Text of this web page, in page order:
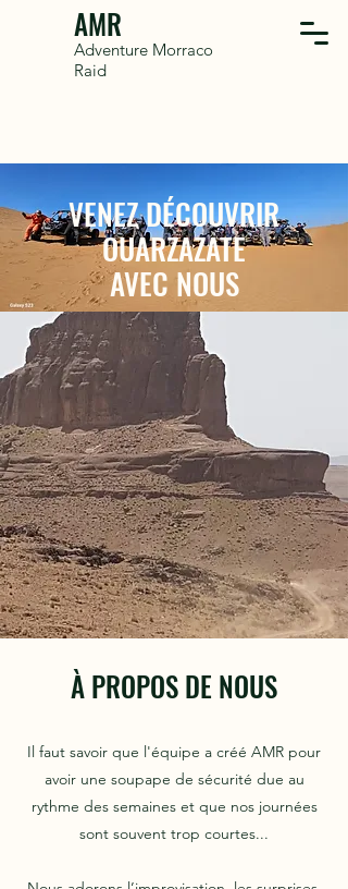
AMR
Adventure Morraco
Raid
VENEZ DÉCOUVRIR
OUARZAZATE
AVEC NOUS
À PROPOS DE NOUS
Il faut savoir que l'équipe a créé AMR pour
avoir une soupape de sécurité due au
rythme des semaines et que nos journées
sont souvent trop courtes...